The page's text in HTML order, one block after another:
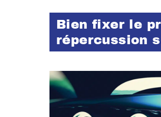
Bien fixer le
répercussion